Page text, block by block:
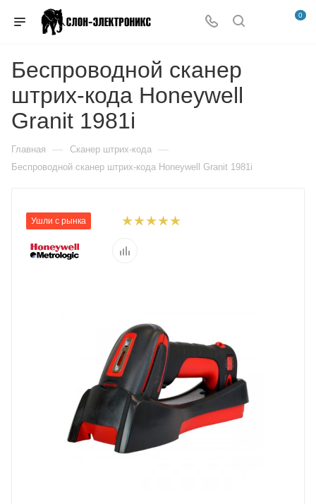
0
Беспроводной сканер
штрих-кода Honeywell
Granit 1981i
Главная — Сканер штрих-кода —
Беспроводной сканер штрих-кода Honeywell Granit 1981i
Ушли с рынка